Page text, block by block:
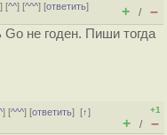
] [^^] [^^^] [ответить]
+ / –
Go не годен. Пиши тогда
] [^^^] [ответить][↑]
+1
+ / –